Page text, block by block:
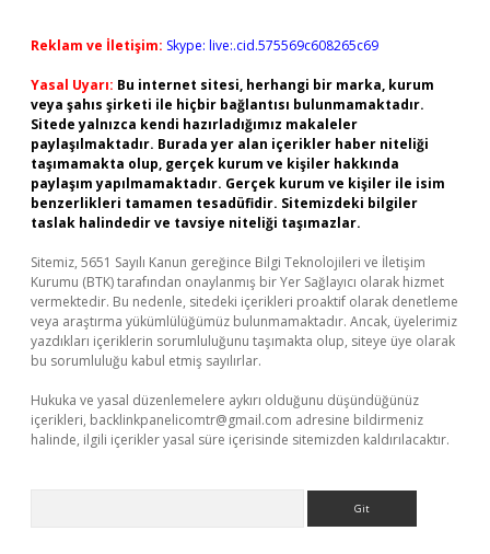
Reklam ve İletişim: Skype: live:.cid.575569c608265c69
Yasal Uyarı: Bu internet sitesi, herhangi bir marka, kurum
veya şahıs şirketi ile hiçbir bağlantısı bulunmamaktadır.
Sitede yalnızca kendi hazırladığımız makaleler
paylaşılmaktadır. Burada yer alan içerikler haber niteliği
taşımamakta olup, gerçek kurum ve kişiler hakkında
paylaşım yapılmamaktadır. Gerçek kurum ve kişiler ile isim
benzerlikleri tamamen tesadüfidir. Sitemizdeki bilgiler
taslak halindedir ve tavsiye niteliği taşımazlar.
Sitemiz, 5651 Sayılı Kanun gereğince Bilgi Teknolojileri ve İletişim
Kurumu (BTK) tarafından onaylanmış bir Yer Sağlayıcı olarak hizmet
vermektedir. Bu nedenle, sitedeki içerikleri proaktif olarak denetleme
veya araştırma yükümlülüğümüz bulunmamaktadır. Ancak, üyelerimiz
yazdıkları içeriklerin sorumluluğunu taşımakta olup, siteye üye olarak
bu sorumluluğu kabul etmiş sayılırlar.
Hukuka ve yasal düzenlemelere aykırı olduğunu düşündüğünüz
içerikleri, backlinkpanelicomtr@gmail.com adresine bildirmeniz
halinde, ilgili içerikler yasal süre içerisinde sitemizden kaldırılacaktır.